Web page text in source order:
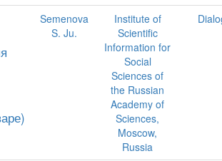
Semenova
S. Ju.
Institute of
Scientific
Information for
Social
Sciences of
the Russian
Academy of
Sciences,
Moscow,
Russia